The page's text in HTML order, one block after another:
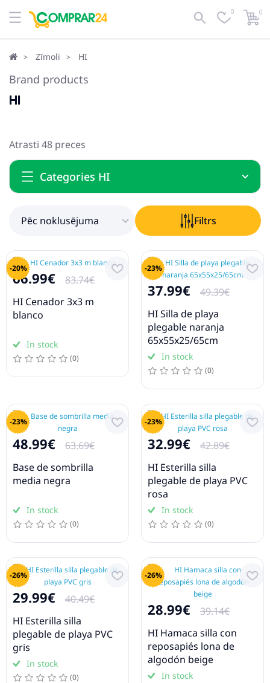
Pēc noklusējuma Filtrs 0 0
Zīmoli HI
Brand products
HI
Atrasti 48 preces
Categories HI
Pēc noklusējuma Filtrs
-20%
66.99€
83.74€
HI Cenador 3x3 m
blanco
In stock
(0)
-23%
37.99€
49.39€
HI Silla de playa
plegable naranja
65x55x25/65cm
In stock
(0)
-23%
48.99€
63.69€
Base de sombrilla
media negra
In stock
(0)
-23%
32.99€
42.89€
HI Esterilla silla
plegable de playa PVC
rosa
In stock
(0)
-26%
29.99€
40.49€
HI Esterilla silla
plegable de playa PVC
gris
In stock
(0)
-26%
28.99€
39.14€
HI Hamaca silla con
reposapiés lona de
algodón beige
In stock